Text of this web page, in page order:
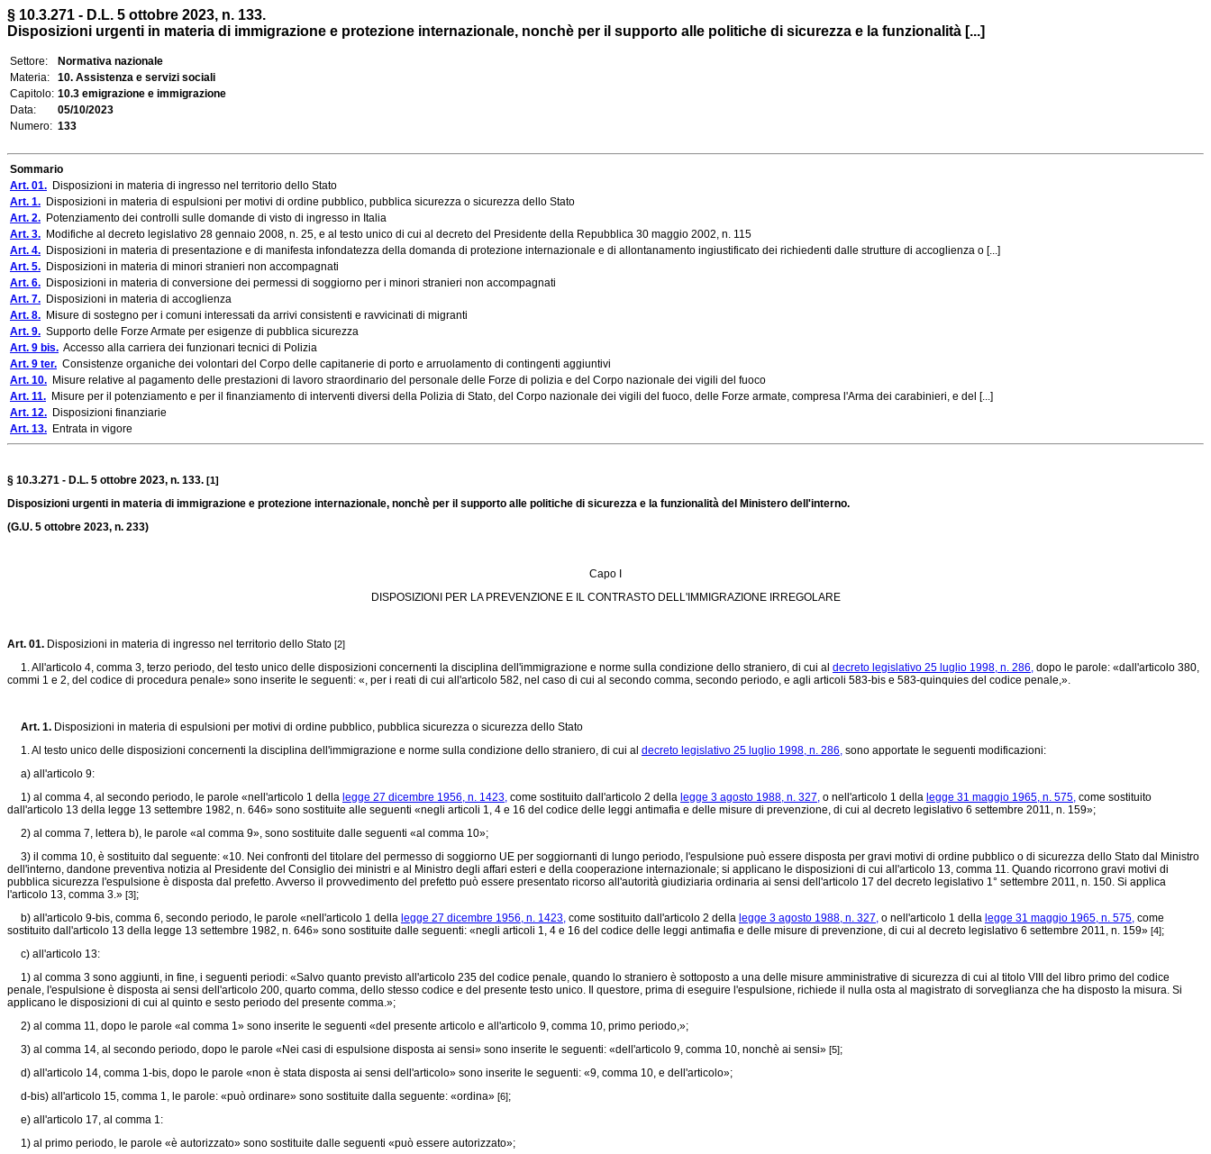
§ 10.3.271 - D.L. 5 ottobre 2023, n. 133.
Disposizioni urgenti in materia di immigrazione e protezione internazionale, nonchè per il supporto alle politiche di sicurezza e la funzionalità [...]
Settore:
Normativa nazionale
Materia:
10. Assistenza e servizi sociali
Capitolo: 10.3 emigrazione e immigrazione
Data:
05/10/2023
Numero: 133
Sommario
Art. 01. Disposizioni in materia di ingresso nel territorio dello Stato
Art. 1. Disposizioni in materia di espulsioni per motivi di ordine pubblico, pubblica sicurezza o sicurezza dello Stato
Art. 2. Potenziamento dei controlli sulle domande di visto di ingresso in Italia
Art. 3. Modifiche al decreto legislativo 28 gennaio 2008, n. 25, e al testo unico di cui al decreto del Presidente della Repubblica 30 maggio 2002, n. 115
Art. 4. Disposizioni in materia di presentazione e di manifesta infondatezza della domanda di protezione internazionale e di allontanamento ingiustificato dei richiedenti dalle strutture di accoglienza o [...]
Art. 5. Disposizioni in materia di minori stranieri non accompagnati
Art. 6. Disposizioni in materia di conversione dei permessi di soggiorno per i minori stranieri non accompagnati
Art. 7. Disposizioni in materia di accoglienza
Art. 8. Misure di sostegno per i comuni interessati da arrivi consistenti e ravvicinati di migranti
Art. 9. Supporto delle Forze Armate per esigenze di pubblica sicurezza
Art. 9 bis. Accesso alla carriera dei funzionari tecnici di Polizia
Art. 9 ter. Consistenze organiche dei volontari del Corpo delle capitanerie di porto e arruolamento di contingenti aggiuntivi
Art. 10. Misure relative al pagamento delle prestazioni di lavoro straordinario del personale delle Forze di polizia e del Corpo nazionale dei vigili del fuoco
Art. 11. Misure per il potenziamento e per il finanziamento di interventi diversi della Polizia di Stato, del Corpo nazionale dei vigili del fuoco, delle Forze armate, compresa l'Arma dei carabinieri, e del [...]
Art. 12. Disposizioni finanziarie
Art. 13. Entrata in vigore
§ 10.3.271 - D.L. 5 ottobre 2023, n. 133. [1]
Disposizioni urgenti in materia di immigrazione e protezione internazionale, nonchè per il supporto alle politiche di sicurezza e la funzionalità del Ministero dell'interno.
(G.U. 5 ottobre 2023, n. 233)
Capo I
DISPOSIZIONI PER LA PREVENZIONE E IL CONTRASTO DELL'IMMIGRAZIONE IRREGOLARE
Art. 01. Disposizioni in materia di ingresso nel territorio dello Stato [2]
1. All'articolo 4, comma 3, terzo periodo, del testo unico delle disposizioni concernenti la disciplina dell'immigrazione e norme sulla condizione dello straniero, di cui al decreto legislativo 25 luglio 1998, n. 286, dopo le parole: «dall'articolo 380,
commi 1 e 2, del codice di procedura penale» sono inserite le seguenti: «, per i reati di cui all'articolo 582, nel caso di cui al secondo comma, secondo periodo, e agli articoli 583-bis e 583-quinquies del codice penale,».
Art. 1. Disposizioni in materia di espulsioni per motivi di ordine pubblico, pubblica sicurezza o sicurezza dello Stato
1. Al testo unico delle disposizioni concernenti la disciplina dell'immigrazione e norme sulla condizione dello straniero, di cui al decreto legislativo 25 luglio 1998, n. 286, sono apportate le seguenti modificazioni:
a) all'articolo 9:
1) al comma 4, al secondo periodo, le parole «nell'articolo 1 della legge 27 dicembre 1956, n. 1423, come sostituito dall'articolo 2 della legge 3 agosto 1988, n. 327, o nell'articolo 1 della legge 31 maggio 1965, n. 575, come sostituito
dall'articolo 13 della legge 13 settembre 1982, n. 646» sono sostituite alle seguenti «negli articoli 1, 4 e 16 del codice delle leggi antimafia e delle misure di prevenzione, di cui al decreto legislativo 6 settembre 2011, n. 159»;
2) al comma 7, lettera b), le parole «al comma 9», sono sostituite dalle seguenti «al comma 10»;
3) il comma 10, è sostituito dal seguente: «10. Nei confronti del titolare del permesso di soggiorno UE per soggiornanti di lungo periodo, l'espulsione può essere disposta per gravi motivi di ordine pubblico o di sicurezza dello Stato dal Ministro
dell'interno, dandone preventiva notizia al Presidente del Consiglio dei ministri e al Ministro degli affari esteri e della cooperazione internazionale; si applicano le disposizioni di cui all'articolo 13, comma 11. Quando ricorrono gravi motivi di
pubblica sicurezza l'espulsione è disposta dal prefetto. Avverso il provvedimento del prefetto può essere presentato ricorso all'autorità giudiziaria ordinaria ai sensi dell'articolo 17 del decreto legislativo 1° settembre 2011, n. 150. Si applica
l'articolo 13, comma 3.» [3];
b) all'articolo 9-bis, comma 6, secondo periodo, le parole «nell'articolo 1 della legge 27 dicembre 1956, n. 1423, come sostituito dall'articolo 2 della legge 3 agosto 1988, n. 327, o nell'articolo 1 della legge 31 maggio 1965, n. 575, come
sostituito dall'articolo 13 della legge 13 settembre 1982, n. 646» sono sostituite dalle seguenti: «negli articoli 1, 4 e 16 del codice delle leggi antimafia e delle misure di prevenzione, di cui al decreto legislativo 6 settembre 2011, n. 159» [4];
c) all'articolo 13:
1) al comma 3 sono aggiunti, in fine, i seguenti periodi: «Salvo quanto previsto all'articolo 235 del codice penale, quando lo straniero è sottoposto a una delle misure amministrative di sicurezza di cui al titolo VIII del libro primo del codice
penale, l'espulsione è disposta ai sensi dell'articolo 200, quarto comma, dello stesso codice e del presente testo unico. Il questore, prima di eseguire l'espulsione, richiede il nulla osta al magistrato di sorveglianza che ha disposto la misura. Si
applicano le disposizioni di cui al quinto e sesto periodo del presente comma.»;
2) al comma 11, dopo le parole «al comma 1» sono inserite le seguenti «del presente articolo e all'articolo 9, comma 10, primo periodo,»;
3) al comma 14, al secondo periodo, dopo le parole «Nei casi di espulsione disposta ai sensi» sono inserite le seguenti: «dell'articolo 9, comma 10, nonchè ai sensi» [5];
d) all'articolo 14, comma 1-bis, dopo le parole «non è stata disposta ai sensi dell'articolo» sono inserite le seguenti: «9, comma 10, e dell'articolo»;
d-bis) all'articolo 15, comma 1, le parole: «può ordinare» sono sostituite dalla seguente: «ordina» [6];
e) all'articolo 17, al comma 1:
1) al primo periodo, le parole «è autorizzato» sono sostituite dalle seguenti «può essere autorizzato»;